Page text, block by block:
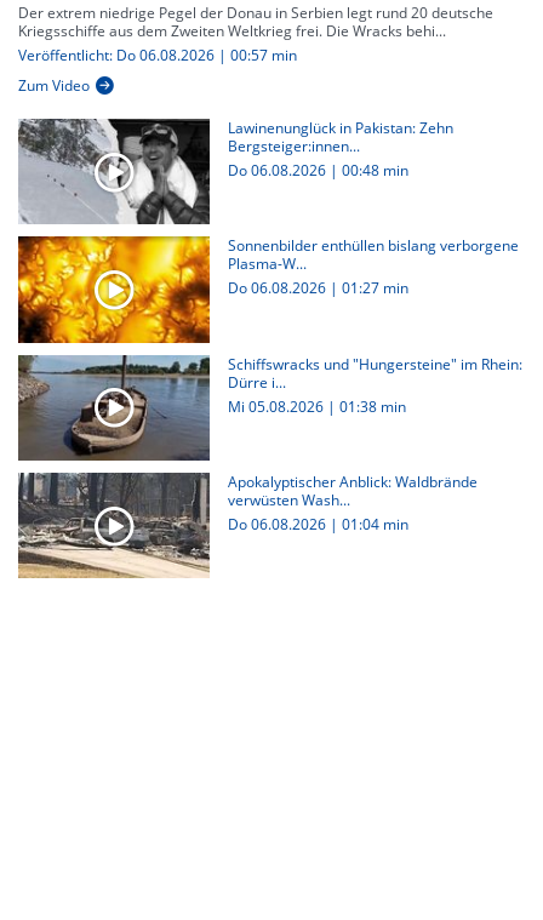
Der extrem niedrige Pegel der Donau in Serbien legt rund 20 deutsche
Kriegsschiffe aus dem Zweiten Weltkrieg frei. Die Wracks behi...
Veröffentlicht: Do 06.08.2026 | 00:57 min
Zum Video
Lawinenunglück in Pakistan: Zehn
Bergsteiger:innen...
Do 06.08.2026 | 00:48 min
Sonnenbilder enthüllen bislang verborgene
Plasma-W...
Do 06.08.2026 | 01:27 min
Schiffswracks und "Hungersteine" im Rhein:
Dürre i...
Mi 05.08.2026 | 01:38 min
Apokalyptischer Anblick: Waldbrände
verwüsten Wash...
Do 06.08.2026 | 01:04 min